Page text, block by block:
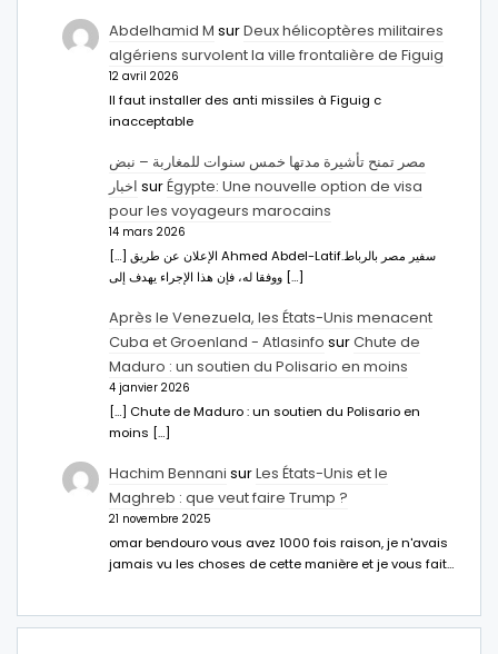
Abdelhamid M surDeux hélicoptères militaires
algériens survolent la ville frontalière de Figuig
12 avril 2026
Il faut installer des anti missiles à Figuig c
inacceptable
مصر تمنح تأشيرة مدتها خمس سنوات للمغاربة – نبض
اخبار surÉgypte: Une nouvelle option de visa
pour les voyageurs marocains
14 mars 2026
[…] الإعلان عن طريق Ahmed Abdel-Latifسفير مصر بالرباط.
ووفقا له، فإن هذا الإجراء يهدف إلى […]
Après le Venezuela, les États-Unis menacent
Cuba et Groenland - Atlasinfo surChute de
Maduro : un soutien du Polisario en moins
4 janvier 2026
[…] Chute de Maduro : un soutien du Polisario en
moins […]
Hachim Bennani surLes États-Unis et le
Maghreb : que veut faire Trump ?
21 novembre 2025
omar bendouro vous avez 1000 fois raison, je n'avais
jamais vu les choses de cette manière et je vous fait…